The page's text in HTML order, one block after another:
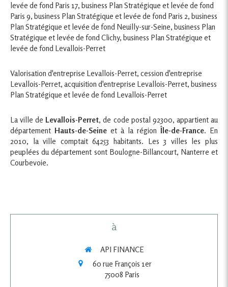
levée de fond Paris 17, business Plan Stratégique et levée de fond
Paris 9, business Plan Stratégique et levée de fond Paris 2, business
Plan Stratégique et levée de fond Neuilly-sur-Seine, business Plan
Stratégique et levée de fond Clichy, business Plan Stratégique et
levée de fond Levallois-Perret
Valorisation d'entreprise Levallois-Perret, cession d'entreprise
Levallois-Perret, acquisition d'entreprise Levallois-Perret, business
Plan Stratégique et levée de fond Levallois-Perret
La ville de Levallois-Perret, de code postal 92300, appartient au
département Hauts-de-Seine et à la région Île-de-France. En
2010, la ville comptait 64253 habitants. Les 3 villes les plus
peuplées du département sont Boulogne-Billancourt, Nanterre et
Courbevoie.
à
API FINANCE
60 rue François 1er
75008 Paris